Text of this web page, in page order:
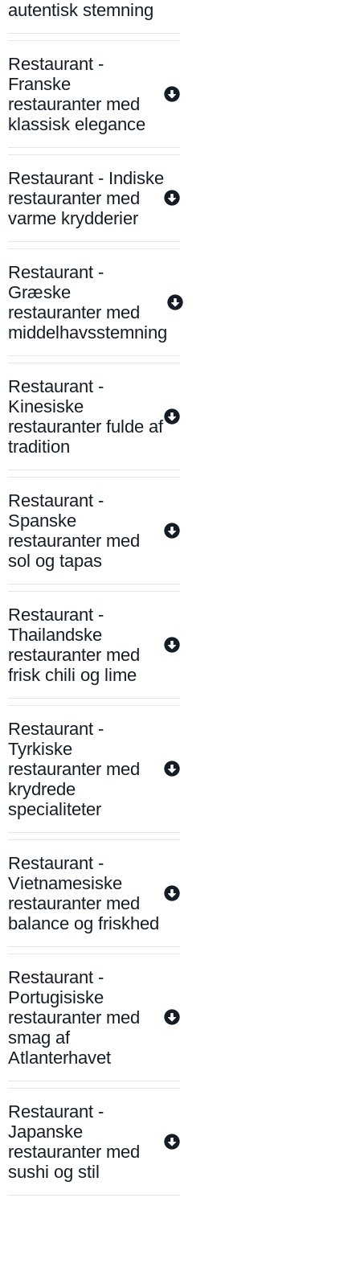
autentisk stemning
Restaurant -
Franske
restauranter med
klassisk elegance
Restaurant - Indiske
restauranter med
varme krydderier
Restaurant -
Græske
restauranter med
middelhavsstemning
Restaurant -
Kinesiske
restauranter fulde af
tradition
Restaurant -
Spanske
restauranter med
sol og tapas
Restaurant -
Thailandske
restauranter med
frisk chili og lime
Restaurant -
Tyrkiske
restauranter med
krydrede
specialiteter
Restaurant -
Vietnamesiske
restauranter med
balance og friskhed
Restaurant -
Portugisiske
restauranter med
smag af
Atlanterhavet
Restaurant -
Japanske
restauranter med
sushi og stil